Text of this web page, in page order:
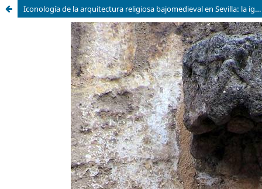
Iconología de la arquitectura religiosa bajomedieval en Sevilla: la iglesia de San Julián